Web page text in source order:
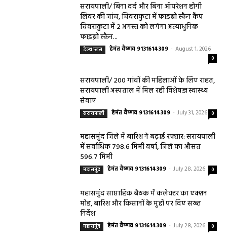
सरायपाली/ बिना दर्द और बिना ऑपरेशन होगी
लिवर की जांच, चिवराकुटा में फाइब्रो स्कैन कैंप
चिवराकुटा में 2 अगस्त को लगेगा अत्याधुनिक
फाइब्रो स्कैन...
हेल्थ प्लस हेमंत वैष्णव 9131614309 - August 1, 2026
0
सरायपाली/ 200 गांवों की महिलाओं के लिए राहत,
सरायपाली अस्पताल में मिल रही विशेषज्ञ स्वास्थ्य
सेवाएं
सरायपाली हेमंत वैष्णव 9131614309 - July 31, 2026 0
महासमुंद जिले में बारिश ने बढ़ाई रफ्तार: सरायपाली
में सर्वाधिक 798.6 मिमी वर्षा, जिले का औसत
596.7 मिमी
महासमुंद हेमंत वैष्णव 9131614309 - July 28, 2026 0
महासमुंद साप्ताहिक बैठक में कलेक्टर का एक्शन
मोड, बारिश और किसानों के मुद्दों पर दिए सख्त
निर्देश
महासमुंद हेमंत वैष्णव 9131614309 - July 28, 2026 0